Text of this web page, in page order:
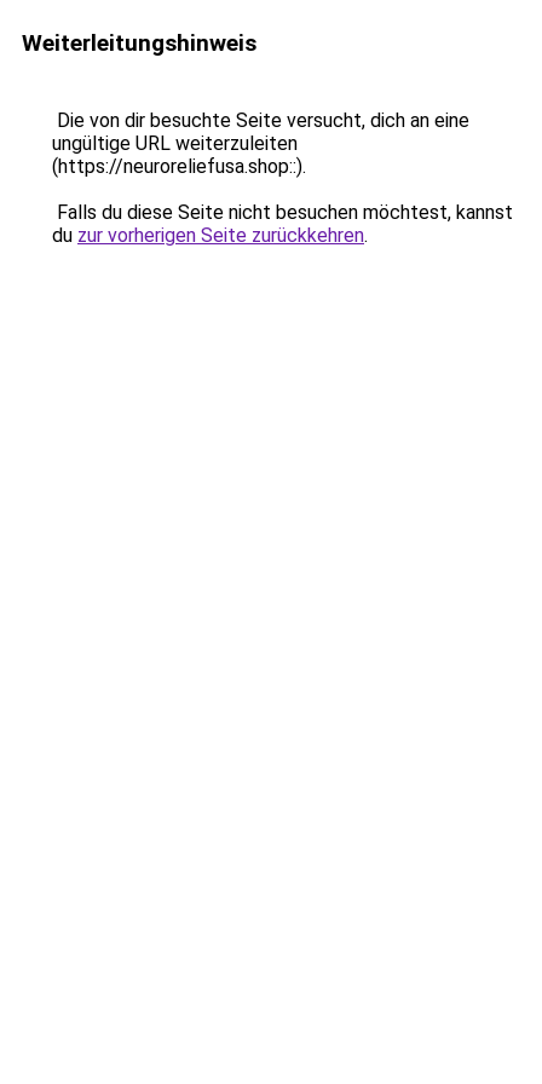
Weiterleitungshinweis
Die von dir besuchte Seite versucht, dich an eine
ungültige URL weiterzuleiten
(https://neuroreliefusa.shop::).
Falls du diese Seite nicht besuchen möchtest, kannst
du zur vorherigen Seite zurückkehren.